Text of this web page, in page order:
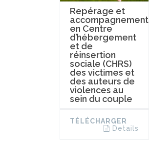
Repérage et
accompagnement
en Centre
d’hébergement
et de
réinsertion
sociale (CHRS)
des victimes et
des auteurs de
violences au
sein du couple
TÉLÉCHARGER
Details